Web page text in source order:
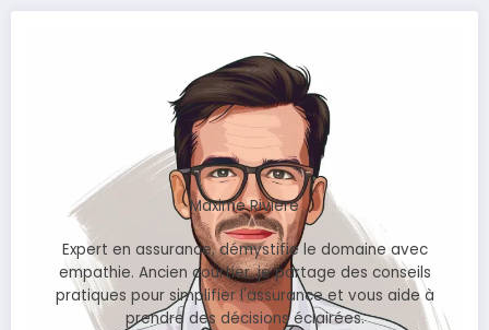
Maxime Rivière
Expert en assurance, démystifie le domaine avec
empathie. Ancien courtier, je partage des conseils
pratiques pour simplifier l'assurance et vous aide à
prendre des décisions éclairées.